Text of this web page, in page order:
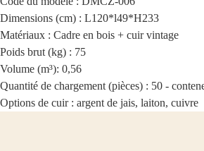
Dimensions (cm) : L120*l49*H233
Matériaux : Cadre en bois + cuir vintage
Poids brut (kg) : 75
Volume (m³): 0,56
Quantité de chargement (pièces) : 50 -
Options de cuir : argent de jais, laiton, cuivre